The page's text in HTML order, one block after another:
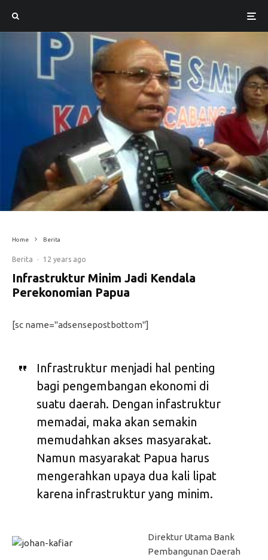
Home Berita
Berita · 12 years ago
Infrastruktur Minim Jadi Kendala
Perekonomian Papua
[sc name="adsensepostbottom"]
Infrastruktur menjadi hal penting
bagi pengembangan ekonomi di
suatu daerah. Dengan infastruktur
memadai, maka akan semakin
memudahkan akses masyarakat.
Namun masyarakat Papua harus
mengerahkan upaya dua kali lipat
karena infrastruktur yang minim.
Direktur Utama Bank
Pembangunan Daerah